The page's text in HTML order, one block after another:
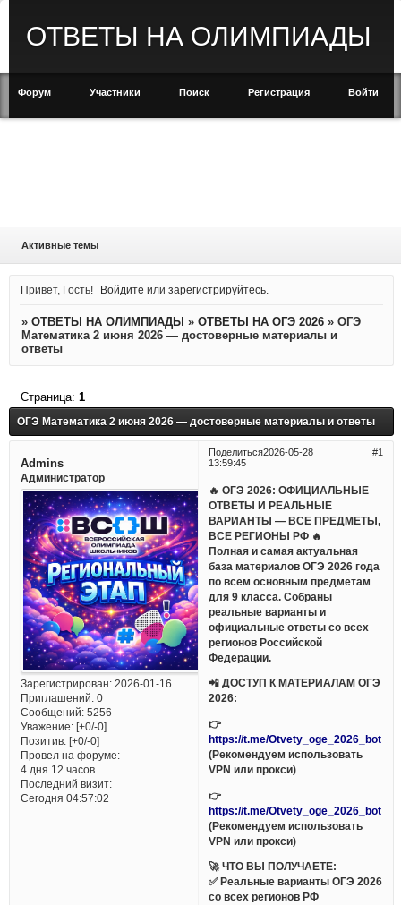
ОТВЕТЫ НА ОЛИМПИАДЫ
Форум Участники Поиск Регистрация Войти
Активные темы
Привет, Гость! Войдите илизарегистрируйтесь
» ОТВЕТЫ НА ОЛИМПИАДЫ » ОТВЕТЫ НА ОГЭ 2026 » ОГЭ
Математика 2 июня 2026 — достоверные материалы и
ответы
ОГЭ Математика 2 июня 2026 — достоверные материалы и ответы
Страница: 1
Поделиться 1
2026-05-28
13:59:45
Admins
Администратор
Зарегистрирован: 2026-01-16
Приглашений:0
Сообщений:5256
Уважение: [+0/-0]
Позитив: [+0/-0]
Провел на форуме:
4 дня 12 часов
Последний визит:
Сегодня 04:57:02
🔥 ОГЭ 2026: ОФИЦИАЛЬНЫЕ
ОТВЕТЫ И РЕАЛЬНЫЕ
ВАРИАНТЫ — ВСЕ ПРЕДМЕТЫ,
ВСЕ РЕГИОНЫ РФ 🔥
Полная и самая актуальная
база материалов ОГЭ 2026 года
по всем основным предметам
для 9 класса. Собраны
реальные варианты и
официальные ответы со всех
регионов Российской
Федерации.
📲 ДОСТУП К МАТЕРИАЛАМ ОГЭ
2026:
👉
https://t.me/Otvety_oge_2026_bot
(Рекомендуем использовать
VPN или прокси)
👉
https://t.me/Otvety_oge_2026_bot
(Рекомендуем использовать
VPN или прокси)
🚀 ЧТО ВЫ ПОЛУЧАЕТЕ:
✅ Реальные варианты ОГЭ 2026
со всех регионов РФ